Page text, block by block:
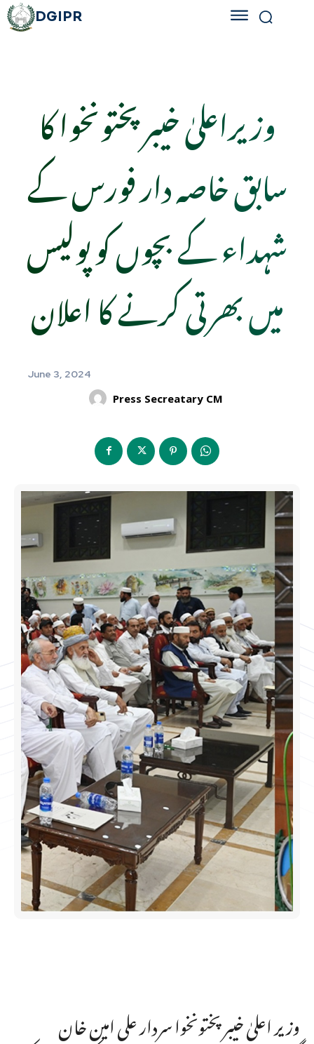
DGIPR
وزیراعلیٰ خیبرپختونخوا کا
سابق خاصہ دار فورس کے
شہداء کے بچوں کو پولیس
میں بھرتی کرنے کا اعلان
June 3, 2024
Press Secreatary CM
وزیر اعلیٰ خیبر پختونخوا سردار علی امین خان